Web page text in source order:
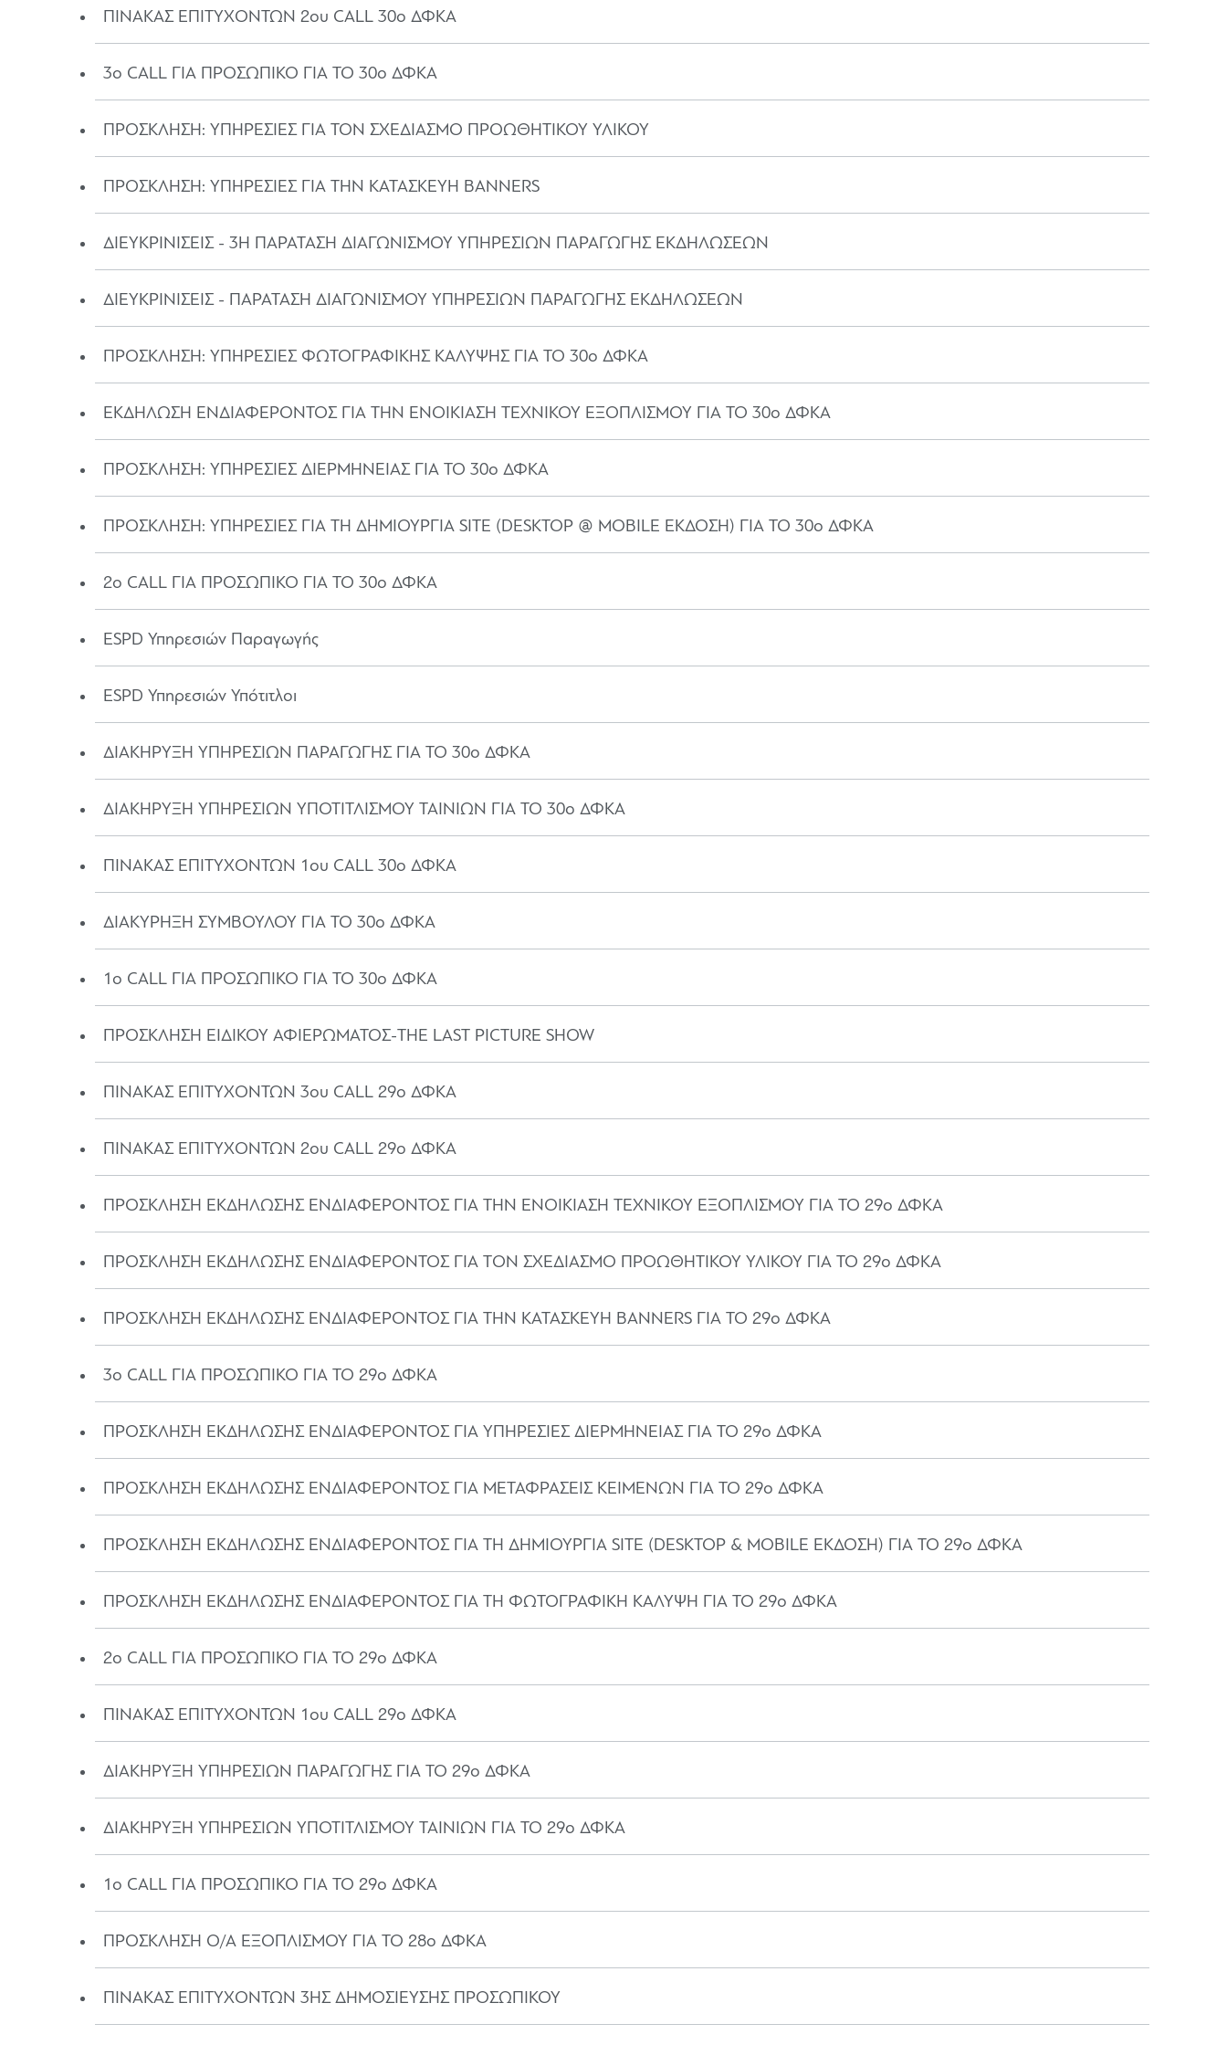
ΠΙΝΑΚΑΣ ΕΠΙΤΥΧΟΝΤΩΝ 2ου CALL 30ο ΔΦΚΑ
3o CALL ΓΙΑ ΠΡΟΣΩΠΙΚΟ ΓΙΑ ΤΟ 30ο ΔΦΚΑ
ΠΡΟΣΚΛΗΣΗ: ΥΠΗΡΕΣΙΕΣ ΓΙΑ ΤΟΝ ΣΧΕΔΙΑΣΜΟ ΠΡΟΩΘΗΤΙΚΟΥ ΥΛΙΚΟΥ
ΠΡΟΣΚΛΗΣΗ: ΥΠΗΡΕΣΙΕΣ ΓΙΑ ΤΗΝ ΚΑΤΑΣΚΕΥΗ BANNERS
ΔΙΕΥΚΡΙΝΙΣΕΙΣ - 3Η ΠΑΡΑΤΑΣΗ ΔΙΑΓΩΝΙΣΜΟΥ ΥΠΗΡΕΣΙΩΝ ΠΑΡΑΓΩΓΗΣ ΕΚΔΗΛΩΣΕΩΝ
ΔΙΕΥΚΡΙΝΙΣΕΙΣ - ΠΑΡΑΤΑΣΗ ΔΙΑΓΩΝΙΣΜΟΥ ΥΠΗΡΕΣΙΩΝ ΠΑΡΑΓΩΓΗΣ ΕΚΔΗΛΩΣΕΩΝ
ΠΡΟΣΚΛΗΣΗ: ΥΠΗΡΕΣΙΕΣ ΦΩΤΟΓΡΑΦΙΚΗΣ ΚΑΛΥΨΗΣ ΓΙΑ ΤΟ 30ο ΔΦΚΑ
ΕΚΔΗΛΩΣΗ ΕΝΔΙΑΦΕΡΟΝΤΟΣ ΓΙΑ ΤΗΝ ΕΝΟΙΚΙΑΣΗ ΤΕΧΝΙΚΟΥ ΕΞΟΠΛΙΣΜΟΥ ΓΙΑ ΤΟ 30ο ΔΦΚΑ
ΠΡΟΣΚΛΗΣΗ: ΥΠΗΡΕΣΙΕΣ ΔΙΕΡΜΗΝΕΙΑΣ ΓΙΑ ΤΟ 30ο ΔΦΚΑ
ΠΡΟΣΚΛΗΣΗ: ΥΠΗΡΕΣΙΕΣ ΓΙΑ ΤΗ ΔΗΜΙΟΥΡΓΙΑ SITE (DESKTOP @ MOBILE ΕΚΔΟΣΗ) ΓΙΑ ΤΟ 30ο ΔΦΚΑ
2o CALL ΓΙΑ ΠΡΟΣΩΠΙΚΟ ΓΙΑ ΤΟ 30ο ΔΦΚΑ
ESPD Υπηρεσιών Παραγωγής
ESPD Υπηρεσιών Υπότιτλοι
ΔΙΑΚΗΡΥΞΗ ΥΠΗΡΕΣΙΩΝ ΠΑΡΑΓΩΓΗΣ ΓΙΑ ΤΟ 30ο ΔΦΚΑ
ΔΙΑΚΗΡΥΞΗ ΥΠΗΡΕΣΙΩΝ ΥΠΟΤΙΤΛΙΣΜΟΥ ΤΑΙΝΙΩΝ ΓΙΑ ΤΟ 30ο ΔΦΚΑ
ΠΙΝΑΚΑΣ ΕΠΙΤΥΧΟΝΤΩΝ 1ου CALL 30ο ΔΦΚΑ
ΔΙΑΚΥΡΗΞΗ ΣΥΜΒΟΥΛΟΥ ΓΙΑ ΤΟ 30ο ΔΦΚΑ
1o CALL ΓΙΑ ΠΡΟΣΩΠΙΚΟ ΓΙΑ ΤΟ 30ο ΔΦΚΑ
ΠΡΟΣΚΛΗΣΗ ΕΙΔΙΚΟΥ ΑΦΙΕΡΩΜΑΤΟΣ-THE LAST PICTURE SHOW
ΠΙΝΑΚΑΣ ΕΠΙΤΥΧΟΝΤΩΝ 3ου CALL 29ο ΔΦΚΑ
ΠΙΝΑΚΑΣ ΕΠΙΤΥΧΟΝΤΩΝ 2ου CALL 29ο ΔΦΚΑ
ΠΡΟΣΚΛΗΣΗ ΕΚΔΗΛΩΣΗΣ ΕΝΔΙΑΦΕΡΟΝΤΟΣ ΓΙΑ ΤΗΝ ΕΝΟΙΚΙΑΣΗ ΤΕΧΝΙΚΟΥ ΕΞΟΠΛΙΣΜΟΥ ΓΙΑ ΤΟ 29ο ΔΦΚΑ
ΠΡΟΣΚΛΗΣH ΕΚΔΗΛΩΣΗΣ ΕΝΔΙΑΦΕΡΟΝΤΟΣ ΓΙΑ ΤON ΣΧΕΔΙΑΣΜΟ ΠΡΟΩΘΗΤΙΚΟΥ ΥΛΙΚΟΥ ΓΙΑ ΤΟ 29ο ΔΦΚΑ
ΠΡΟΣΚΛΗΣΗ ΕΚΔΗΛΩΣΗΣ ΕΝΔΙΑΦΕΡΟΝΤΟΣ ΓΙΑ ΤΗΝ ΚΑΤΑΣΚΕΥΗ BANNERS ΓΙΑ ΤΟ 29ο ΔΦΚΑ
3o CALL ΓΙΑ ΠΡΟΣΩΠΙΚΟ ΓΙΑ ΤΟ 29ο ΔΦΚΑ
ΠΡΟΣΚΛΗΣΗ ΕΚΔΗΛΩΣΗΣ ΕΝΔΙΑΦΕΡΟΝΤΟΣ ΓΙΑ ΥΠΗΡΕΣΙΕΣ ΔΙΕΡΜΗΝΕΙΑΣ ΓΙΑ ΤΟ 29ο ΔΦΚΑ
ΠΡΟΣΚΛΗΣΗ ΕΚΔΗΛΩΣΗΣ ΕΝΔΙΑΦΕΡΟΝΤΟΣ ΓΙΑ ΜΕΤΑΦΡΑΣΕΙΣ ΚΕΙΜΕΝΩΝ ΓΙΑ ΤΟ 29ο ΔΦΚΑ
ΠΡΟΣΚΛΗΣΗ ΕΚΔΗΛΩΣΗΣ ΕΝΔΙΑΦΕΡΟΝΤΟΣ ΓΙΑ ΤΗ ΔΗΜΙΟΥΡΓΙΑ SITE (DESKTOP & MOBILE ΕΚΔΟΣΗ) ΓΙΑ ΤΟ 29ο ΔΦΚΑ
ΠΡΟΣΚΛΗΣΗ ΕΚΔΗΛΩΣΗΣ ΕΝΔΙΑΦΕΡΟΝΤΟΣ ΓΙΑ ΤΗ ΦΩΤΟΓΡΑΦΙΚΗ ΚΑΛΥΨΗ ΓΙΑ ΤΟ 29ο ΔΦΚΑ
2o CALL ΓΙΑ ΠΡΟΣΩΠΙΚΟ ΓΙΑ ΤΟ 29ο ΔΦΚΑ
ΠΙΝΑΚΑΣ ΕΠΙΤΥΧΟΝΤΩΝ 1ου CALL 29ο ΔΦΚΑ
ΔΙΑΚΗΡΥΞΗ ΥΠΗΡΕΣΙΩΝ ΠΑΡΑΓΩΓΗΣ ΓΙΑ ΤΟ 29ο ΔΦΚΑ
ΔΙΑΚΗΡΥΞΗ ΥΠΗΡΕΣΙΩΝ ΥΠΟΤΙΤΛΙΣΜΟΥ ΤΑΙΝΙΩΝ ΓΙΑ ΤΟ 29ο ΔΦΚΑ
1o CALL ΓΙΑ ΠΡΟΣΩΠΙΚΟ ΓΙΑ ΤΟ 29ο ΔΦΚΑ
ΠΡΟΣΚΛΗΣΗ O/A ΕΞΟΠΛΙΣΜΟΥ ΓΙΑ ΤΟ 28ο ΔΦΚΑ
ΠΙΝΑΚΑΣ ΕΠΙΤΥΧΟΝΤΩΝ 3ΗΣ ΔΗΜΟΣΙΕΥΣΗΣ ΠΡΟΣΩΠΙΚΟΥ